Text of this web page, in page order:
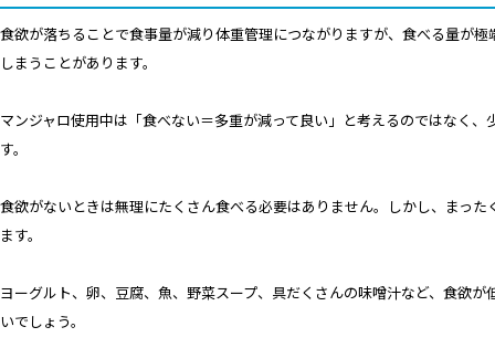
食欲が落ちることで食事量が減り体重管理につながりますが、食べる量が
しまうことがあります。
マンジャロ使用中は「食べない＝多重が減って良い」と考えるのではなく
す。
食欲がないときは無理にたくさん食べる必要はありません。しかし、まっ
ます。
ヨーグルト、卵、豆腐、魚、野菜スープ、具だくさんの味噌汁など、食欲
いでしょう。